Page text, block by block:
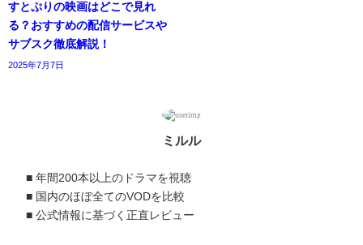
すとぷりの映画はどこで見れ
る？おすすめの配信サービスや
サブスク徹底解説！
2025年7月7日
ミルル
■ 年間200本以上のドラマを視聴
■ 国内のほぼ全てのVODを比較
■ 公式情報に基づく正直レビュー